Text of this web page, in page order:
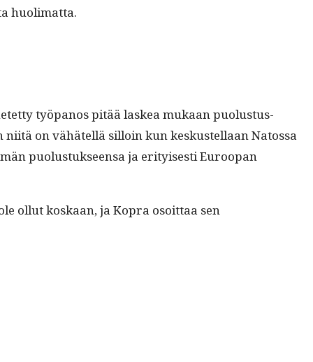
huolimatta.
työ­panos pitää laskea mukaan puo­lus­tus­
on vähätel­lä sil­loin kun keskustel­laan Natossa
puo­lus­tuk­seen­sa ja eri­tyis­es­ti Euroopan
ollut koskaan, ja Kopra osoit­taa sen